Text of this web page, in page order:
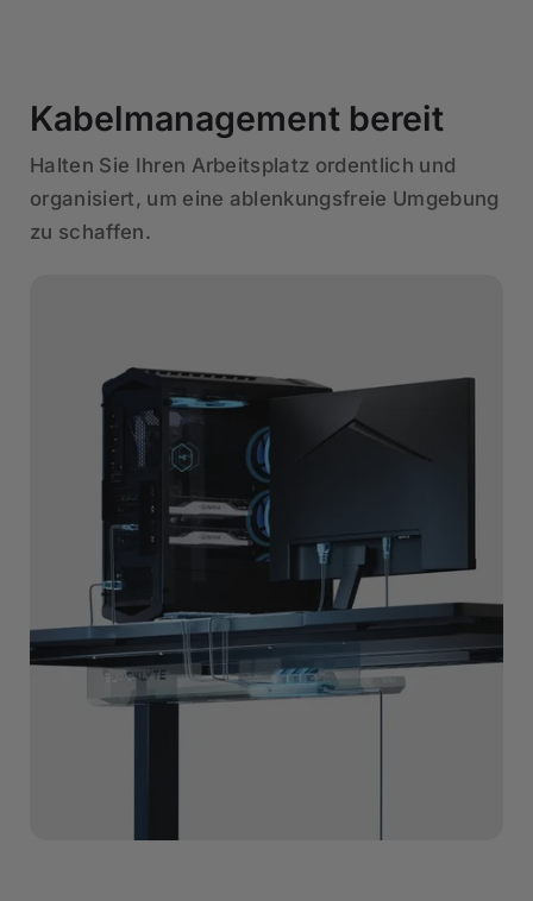
Kabelmanagement bereit
Halten Sie Ihren Arbeitsplatz ordentlich und
organisiert, um eine ablenkungsfreie Umgebung
zu schaffen.